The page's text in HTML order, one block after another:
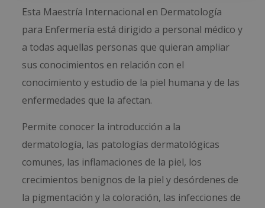
Esta Maestría Internacional en Dermatología
para Enfermería está dirigido a personal médico y
a todas aquellas personas que quieran ampliar
sus conocimientos en relación con el
conocimiento y estudio de la piel humana y de las
enfermedades que la afectan.
Permite conocer la introducción a la
dermatología, las patologías dermatológicas
comunes, las inflamaciones de la piel, los
crecimientos benignos de la piel y desórdenes de
la pigmentación y la coloración, las infecciones de